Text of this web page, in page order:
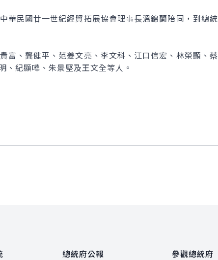
民國廿一世紀經貿拓展協會理事長溫錦蘭陪同，到總統
、龔健平、范姜文亮、李文科、江口信宏、林榮顯、蔡
、紀顯嘩、朱景堅及王文全等人。
總統府公報
參觀總統府